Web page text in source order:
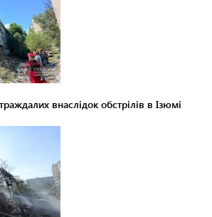
внаслідок обстрілів в Ізюмі